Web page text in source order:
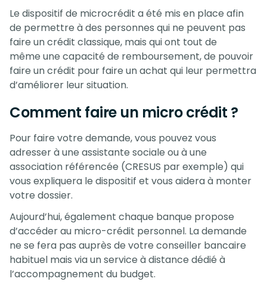
Le dispositif de microcrédit a été mis en place afin
de permettre à des personnes qui ne peuvent pas
faire un crédit classique, mais qui ont tout de
même une capacité de remboursement, de pouvoir
faire un crédit pour faire un achat qui leur permettra
d’améliorer leur situation.
Comment faire un micro crédit ?
Pour faire votre demande, vous pouvez vous
adresser à une assistante sociale ou à une
association référencée (CRESUS par exemple) qui
vous expliquera le dispositif et vous aidera à monter
votre dossier.
Aujourd’hui, également chaque banque propose
d’accéder au micro-crédit personnel. La demande
ne se fera pas auprès de votre conseiller bancaire
habituel mais via un service à distance dédié à
l’accompagnement du budget.